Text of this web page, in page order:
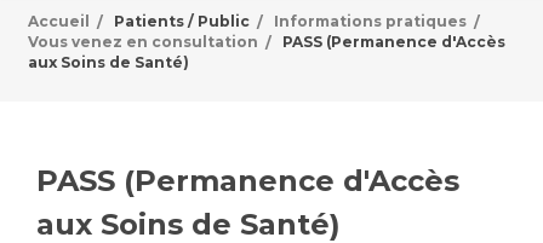
Informations pratiques
Vous accompagnez, vous rendez visite à un patient
Vous allez être hospitalisé(e)
Égalité professionnelle
Emplois paramédicaux
Accueil / Patients / Public / Informations pratiques /
Vous venez en consultation /
PASS (Permanence d'Accès
aux Soins de Santé)
PASS (Permanence d'Accès
aux Soins de Santé)